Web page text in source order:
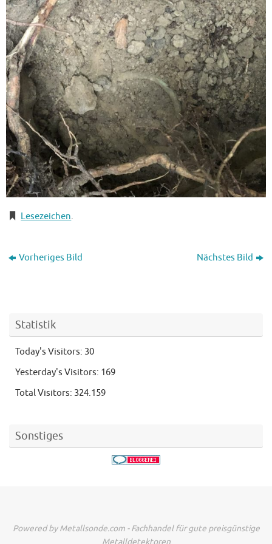
Lesezeichen.
Vorheriges Bild Nächstes Bild
Statistik
Today's Visitors: 30
Yesterday's Visitors: 169
Total Visitors: 324.159
Sonstiges
Powered by Metallsonde.com - Fachhandel für gute preisgünstige
Metalldetektoren